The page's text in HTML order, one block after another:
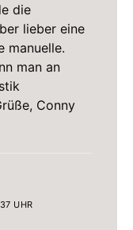
die
lieber eine
manuelle.
man an
Conny
UHR